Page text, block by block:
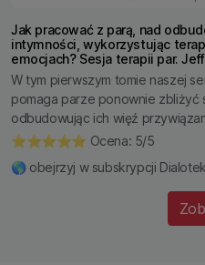
Jak pracować z parą, nad
intymności, wykorzystując
emocjach? Sesja terapii par.
W tym pierwszym tomie naszej
pomaga parze ponownie zbliżyć
odbudowując ich więź
⭐️⭐️⭐️⭐️⭐️ Ocena: 5/5
🌎 obejrzyj w subskrypcji